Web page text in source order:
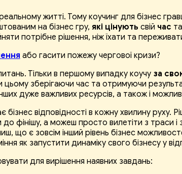
житті. Тому коучинг для бізнес
на бізнес гру, які цінують свій час та
потрібне рішення, ніж їхати та
або гасити пожежу чергової кризи?
Тільки в першому випадку коучу за
цьому зберігаючи час та отримуючи
дуже важливих ресурсів, а також і
відповідності в кожну хвилину
фінішу, а можеш просто вилетіти з траси
що є зовсім інший рівень бізнес
як запустити динаміку свого бізнесу у
для вирішення наявних завдань: